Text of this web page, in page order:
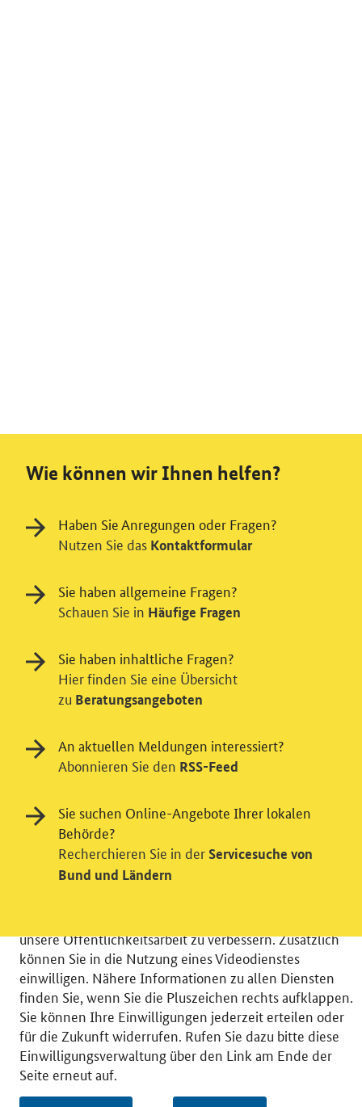
© 2026 Bundesministerium für Wirtschaft und Energie
RSS
Benutzerhinweise
Inhaltsverzeichnis
Impressum
Barrierefreiheit
Datenschutz
Einwilligungsverwaltung
Einwilligung in Tracking und / oder
Videodienst
Wir bitten Sie an dieser Stelle um Ihre Einwilligung für
verschiedene Zusatzdienste unserer Webseite: Wir
unsere Öffentlichkeitsarbeit zu verbessern. Zusätzlich
können Sie in die Nutzung eines Videodienstes
einwilligen. Nähere Informationen zu allen Diensten
finden Sie, wenn Sie die Pluszeichen rechts aufklappen.
Sie können Ihre Einwilligungen jederzeit erteilen oder
für die Zukunft widerrufen. Rufen Sie dazu bitte diese
Einwilligungsverwaltung über den Link am Ende der
Seite erneut auf.
Wie können wir Ihnen helfen?
Haben Sie Anregungen oder Fragen?
Nutzen Sie das Kontaktformular
Sie haben allgemeine Fragen?
Schauen Sie in Häufige Fragen
Sie haben inhaltliche Fragen?
Hier finden Sie eine Übersicht
zu Beratungsangeboten
An aktuellen Meldungen interessiert?
Abonnieren Sie den RSS-Feed
Sie suchen Online-Angebote Ihrer lokalen
Behörde?
Recherchieren Sie in der Servicesuche von
Bund und Ländern